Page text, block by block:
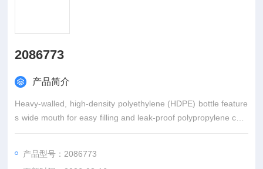
2086773
产品简介
Heavy-walled, high-density polyethylene (HDPE) bottle feature
s wide mouth for easy filling and leak-proof polypropylene cap.
Rectangular shape for maximum space efficiency and less da
产品型号：2086773